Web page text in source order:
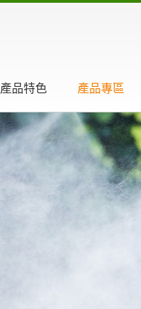
產品特色 產品專區